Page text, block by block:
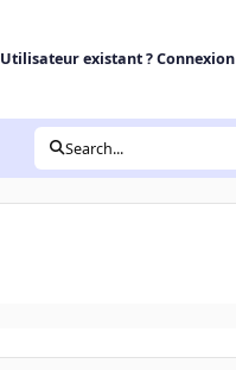
Utilisateur existant ? Connexion
Search...